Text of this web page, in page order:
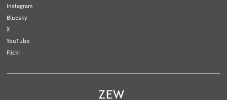
Instagram
Bluesky
X
YouTube
Flickr